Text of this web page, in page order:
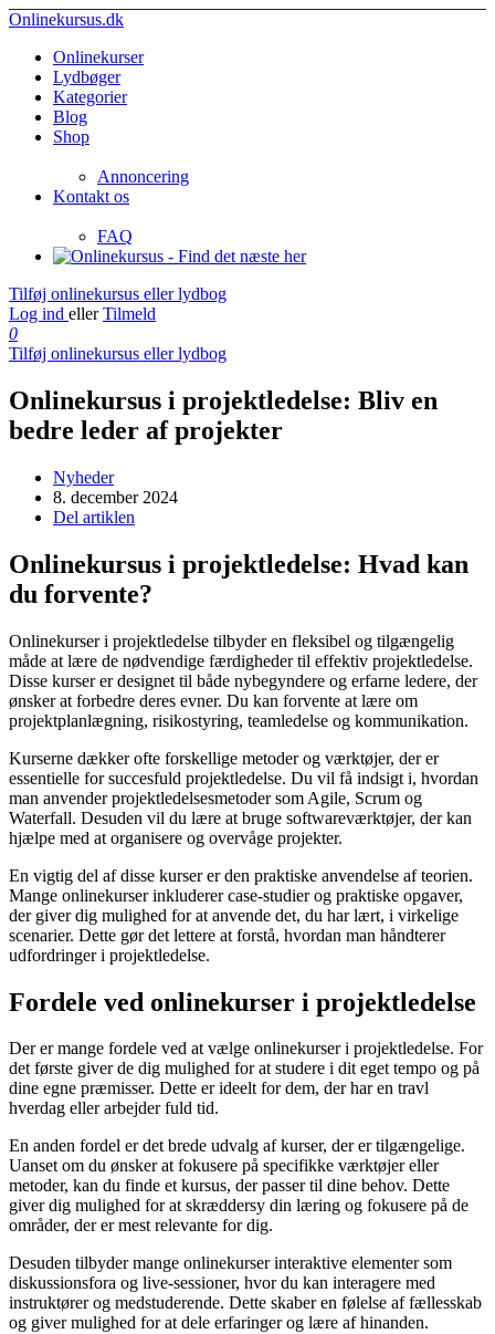
Onlinekursus.dk
Onlinekurser
Lydbøger
Kategorier
Blog
Shop
Annoncering
Kontakt os
FAQ
Tilføj onlinekursus eller lydbog
Log ind eller Tilmeld
0
Tilføj onlinekursus eller lydbog
Onlinekursus i projektledelse: Bliv en
bedre leder af projekter
Nyheder
8. december 2024
Del artiklen
Onlinekursus i projektledelse: Hvad kan
du forvente?
Onlinekurser i projektledelse tilbyder en fleksibel og tilgængelig
måde at lære de nødvendige færdigheder til effektiv projektledelse.
Disse kurser er designet til både nybegyndere og erfarne ledere, der
ønsker at forbedre deres evner. Du kan forvente at lære om
projektplanlægning, risikostyring, teamledelse og kommunikation.
Kurserne dækker ofte forskellige metoder og værktøjer, der er
essentielle for succesfuld projektledelse. Du vil få indsigt i, hvordan
man anvender projektledelsesmetoder som Agile, Scrum og
Waterfall. Desuden vil du lære at bruge softwareværktøjer, der kan
hjælpe med at organisere og overvåge projekter.
En vigtig del af disse kurser er den praktiske anvendelse af teorien.
Mange onlinekurser inkluderer case-studier og praktiske opgaver,
der giver dig mulighed for at anvende det, du har lært, i virkelige
scenarier. Dette gør det lettere at forstå, hvordan man håndterer
udfordringer i projektledelse.
Fordele ved onlinekurser i projektledelse
Der er mange fordele ved at vælge onlinekurser i projektledelse. For
det første giver de dig mulighed for at studere i dit eget tempo og på
dine egne præmisser. Dette er ideelt for dem, der har en travl
hverdag eller arbejder fuld tid.
En anden fordel er det brede udvalg af kurser, der er tilgængelige.
Uanset om du ønsker at fokusere på specifikke værktøjer eller
metoder, kan du finde et kursus, der passer til dine behov. Dette
giver dig mulighed for at skræddersy din læring og fokusere på de
områder, der er mest relevante for dig.
Desuden tilbyder mange onlinekurser interaktive elementer som
diskussionsfora og live-sessioner, hvor du kan interagere med
instruktører og medstuderende. Dette skaber en følelse af fællesskab
og giver mulighed for at dele erfaringer og lære af hinanden.